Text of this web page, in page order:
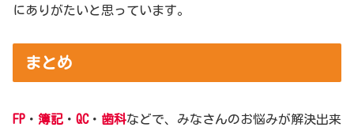
にありがたいと思っています。
まとめ
FP ・ 簿記 ・ QC・ 歯科などで、みなさんのお悩みが解決出来